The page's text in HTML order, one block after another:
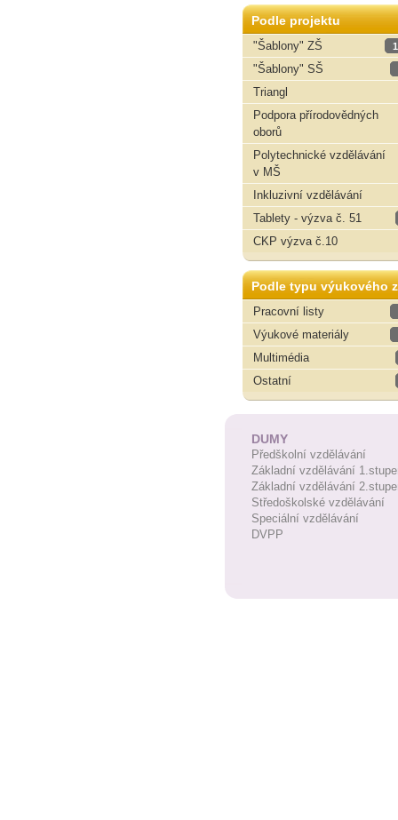
Podle projektu
"Šablony" ZŠ
"Šablony" SŠ
Triangl
Podpora přírodovědných
oborů
Polytechnické vzdělávání
v MŠ
Inkluzivní vzdělávání
Tablety - výzva č. 51
CKP výzva č.10
Podle typu výukového
Pracovní listy
Výukové materiály
Multimédia
Ostatní
DUMY
Předškolní vzdělávání
Základní vzdělávání
Základní vzdělávání
Středoškolské vzdělávání
Speciální vzdělávání
DVPP